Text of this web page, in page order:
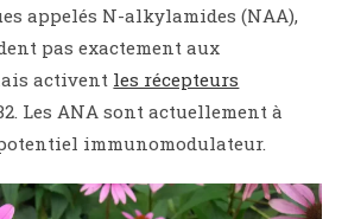
appelés N-alkylamides (NAA),
pas exactement aux
activent les récepteurs
Les ANA sont actuellement à
immunomodulateur.